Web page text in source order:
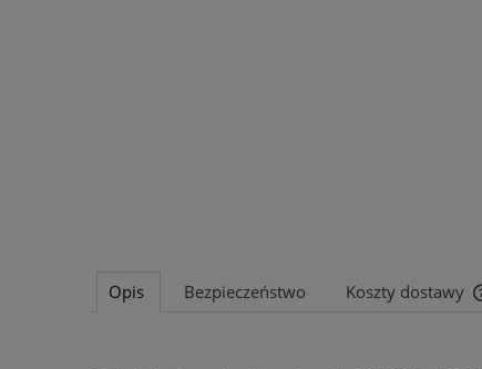
Opis Bezpieczeństwo Koszty dostawy